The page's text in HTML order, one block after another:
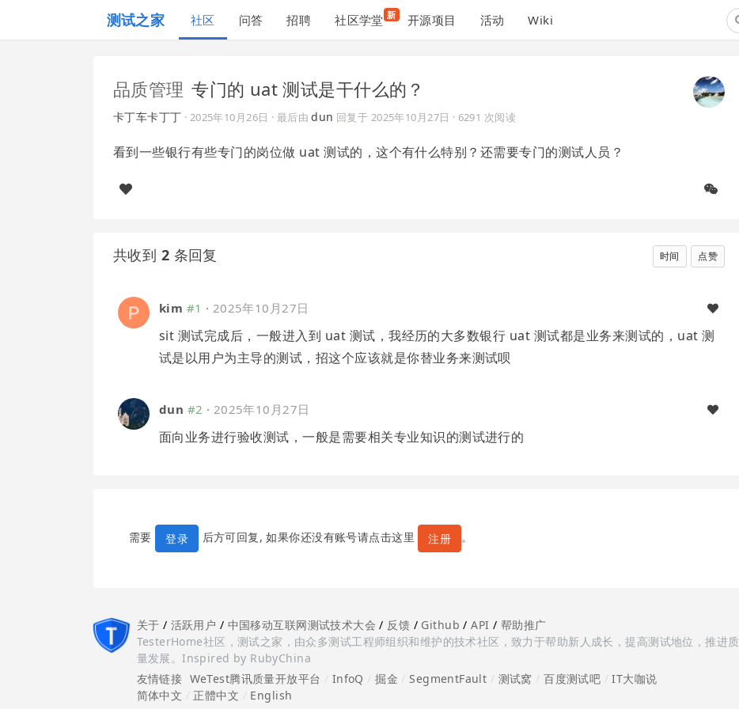
测试之家 社区 问答 招聘 社区学堂 新 开源项目 活动 Wiki
品质管理 专门的 uat 测试是干什么的？
卡丁车卡丁丁 · 2025年10月26日 · 最后由dun 回复于 2025年10月27日 · 6291 次阅读
看到一些银行有些专门的岗位做 uat 测试的，这个有什么特别？还需要专门的测试人员？
共收到 2 条回复 时间 点赞
kim #1 · 2025年10月27日
sit 测试完成后，一般进入到 uat 测试，我经历的大多数银行 uat 测试都是业务来测试的，uat 测
试是以用户为主导的测试，招这个应该就是你替业务来测试呗
dun #2 · 2025年10月27日
面向业务进行验收测试，一般是需要相关专业知识的测试进行的
需要 登录 后方可回复, 如果你还没有账号请点击这里 注册 。
关于 / 活跃用户 / 中国移动互联网测试技术大会 / 反馈 / Github /API / 帮助推广
TesterHome社区，测试之家，由众多测试工程师组织和维护的技术社区，致力于帮助新人成长，提高测试地位，推进质
量发展。Inspired by RubyChina
友情链接 WeTest腾讯质量开放平台 InfoQ /掘金 /SegmentFault 测试窝 /百度测试吧 /IT大咖说
简体中文
正體中文 English